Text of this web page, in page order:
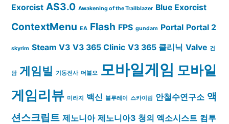
Exorcist AS3.0 Awakening of the Trailblazer Blue Exorcist
ContextMenu EA Flash FPS gundam Portal Portal 2
skyrim Steam V3 V3 365 Clinic V3 365 클리닉 Valve 건
담 게임빌 기동전사 더블오 모바일게임 모바일
게임리뷰 미라지 백신 블루레이 스카이림 안철수연구소 액
션스크립트 제노니아 제노니아3 청의 엑소시스트 컴투